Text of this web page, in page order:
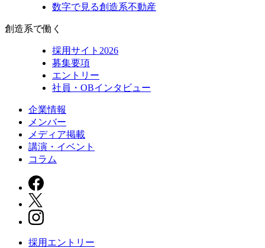
数字で見る創造系不動産
創造系で働く
採用サイト2026
募集要項
エントリー
社員・OBインタビュー
企業情報
メンバー
メディア掲載
講演・イベント
コラム
採用エントリー